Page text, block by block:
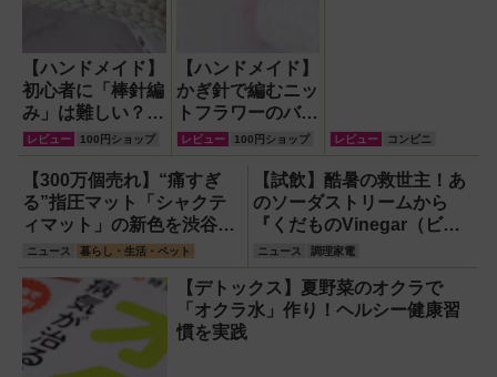
【ハンドメイド】
初心者に「棒針編
み」は難しい？
『初心者にいちば
んわかりやすい!!
基本の棒針編み』
を参考に20年ぶ
りに挑んでみまし
た！
レビュー 100円ショップ
【ハンドメイド】
かぎ針で編むニッ
トフラワーのバラ
が可愛すぎた！実
際に作ってみたレ
ビュー
レビュー 100円ショップ レビュー コンビニ
【300万個売れ】“痛すぎ
る”指圧マット「シャクテ
ィマット」の新色を渋谷で
体験できるイベント開催！
ニュース 暮らし・生活・ペット
【試飲】酷暑の救世主！あ
のソーダストリームから
『くだものVinegar（ビネ
ガー）』が登場！スッキリ
美味しくてどハマり確定
ニュース 調理家電
【デトックス】夏野菜のオクラで
「オクラ水」作り！ヘルシー健康習
慣を実践